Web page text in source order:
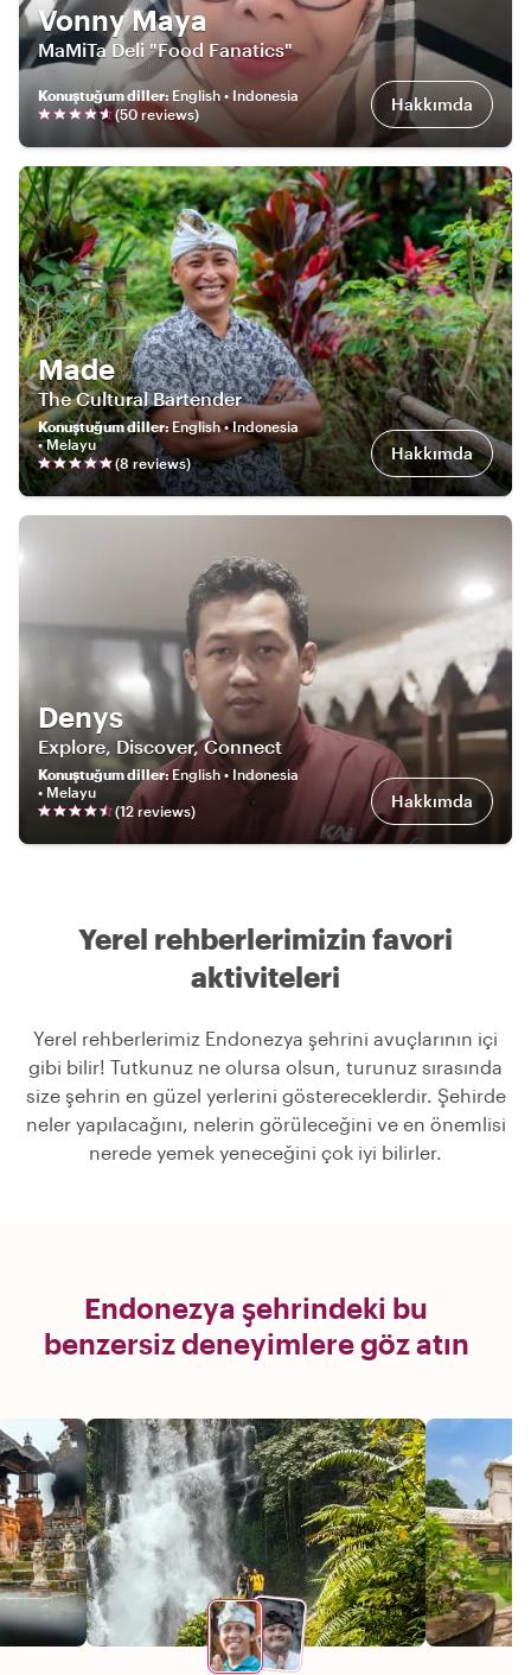
Vonny Maya
MaMiTa Deli "Food Fanatics"
Konuştuğum diller: English • Indonesia
(50 reviews) Hakkımda
Made
The Cultural Bartender
Konuştuğum diller: English • Indonesia
• Melayu
(8 reviews) Hakkımda
Denys
Explore, Discover, Connect
Konuştuğum diller:English • Indonesia
• Melayu
(12 reviews) Hakkımda
Yerel rehberlerimizin favori
aktiviteleri
Yerel rehberlerimiz Endonezya şehrini avuçlarının içi
gibi bilir! Tutkunuz ne olursa olsun, turunuz sırasında
size şehrin en güzel yerlerini göstereceklerdir. Şehirde
neler yapılacağını, nelerin görüleceğini ve en önemlisi
nerede yemek yeneceğini çok iyi bilirler.
Endonezya şehrindeki bu
benzersiz deneyimlere göz atın